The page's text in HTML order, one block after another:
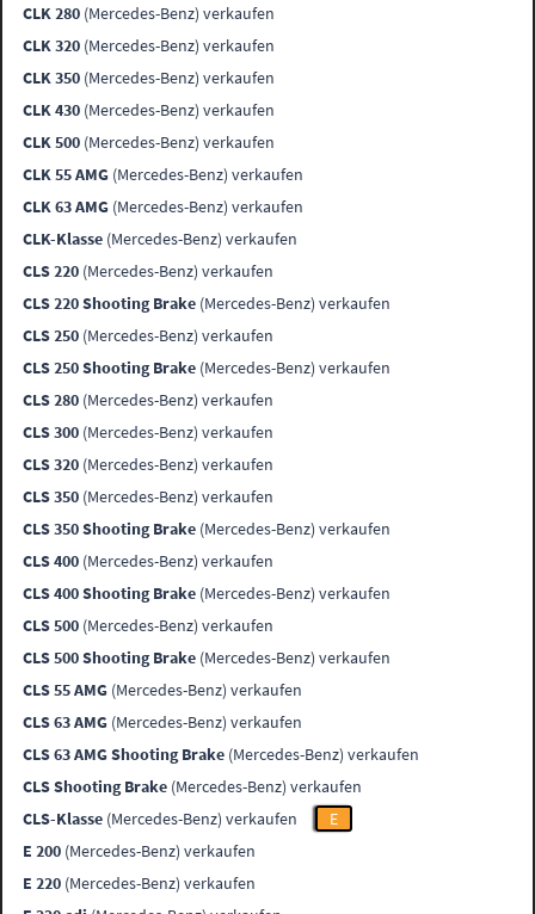
CLK 280 (Mercedes-Benz) verkaufen
CLK 320 (Mercedes-Benz) verkaufen
CLK 350 (Mercedes-Benz) verkaufen
CLK 430 (Mercedes-Benz) verkaufen
CLK 500 (Mercedes-Benz) verkaufen
CLK 55 AMG (Mercedes-Benz) verkaufen
CLK 63 AMG (Mercedes-Benz) verkaufen
CLK-Klasse (Mercedes-Benz) verkaufen
CLS 220 (Mercedes-Benz) verkaufen
CLS 220 Shooting Brake (Mercedes-Benz) verkaufen
CLS 250 (Mercedes-Benz) verkaufen
CLS 250 Shooting Brake (Mercedes-Benz) verkaufen
CLS 280 (Mercedes-Benz) verkaufen
CLS 300 (Mercedes-Benz) verkaufen
CLS 320 (Mercedes-Benz) verkaufen
CLS 350 (Mercedes-Benz) verkaufen
CLS 350 Shooting Brake (Mercedes-Benz) verkaufen
CLS 400 (Mercedes-Benz) verkaufen
CLS 400 Shooting Brake (Mercedes-Benz) verkaufen
CLS 500 (Mercedes-Benz) verkaufen
CLS 500 Shooting Brake (Mercedes-Benz) verkaufen
CLS 55 AMG (Mercedes-Benz) verkaufen
CLS 63 AMG (Mercedes-Benz) verkaufen
CLS 63 AMG Shooting Brake (Mercedes-Benz) verkaufen
CLS Shooting Brake (Mercedes-Benz) verkaufen
CLS-Klasse (Mercedes-Benz) verkaufen
E
E 200 (Mercedes-Benz) verkaufen
E 220 (Mercedes-Benz) verkaufen